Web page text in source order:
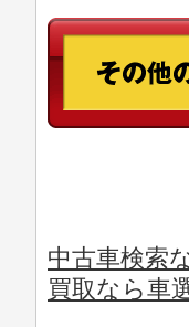
中古車検索
買取なら車